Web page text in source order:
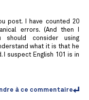
post. I have counted 20
errors. (And then I
should consider using
what it is that he
suspect English 101 is in
à ce commentaire